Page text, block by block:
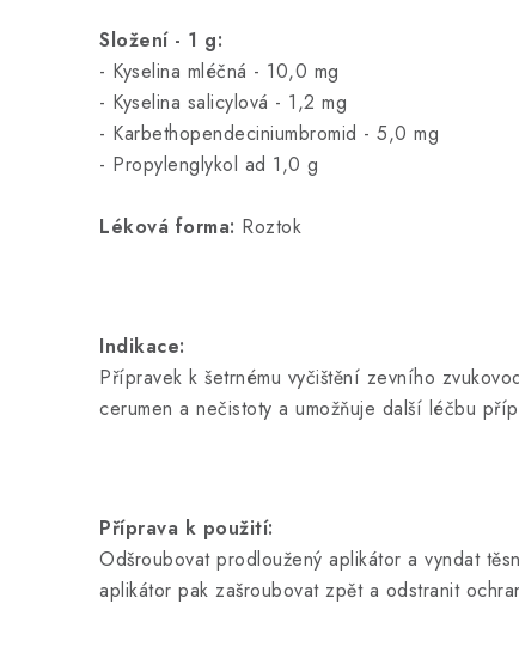
Složení - 1 g:
- Kyselina mléčná - 10,0 mg
- Kyselina salicylová - 1,2 mg
- Karbethopendeciniumbromid - 5,0 mg
- Propylenglykol ad 1,0 g
Léková forma: Roztok
Indikace:
Přípravek k šetrnému vyčištění zevního
cerumen a nečistoty a umožňuje další léčbu
Příprava k použití:
Odšroubovat prodloužený aplikátor a vyndat
aplikátor pak zašroubovat zpět a odstranit